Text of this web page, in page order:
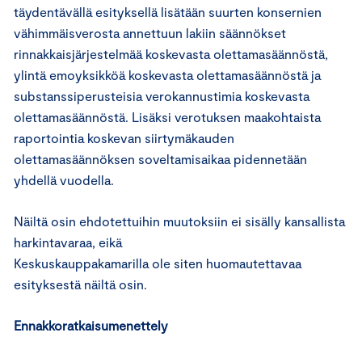
täydentävällä esityksellä lisätään suurten konsernien
vähimmäisverosta annettuun lakiin säännökset
rinnakkaisjärjestelmää koskevasta olettamasäännöstä,
ylintä emoyksikköä koskevasta olettamasäännöstä ja
substanssiperusteisia verokannustimia koskevasta
olettamasäännöstä. Lisäksi verotuksen maakohtaista
raportointia koskevan siirtymäkauden
olettamasäännöksen soveltamisaikaa pidennetään
yhdellä vuodella.
Näiltä osin ehdotettuihin muutoksiin ei sisälly kansallista
harkintavaraa, eikä
Keskuskauppakamarilla ole siten huomautettavaa
esityksestä näiltä osin.
Ennakkoratkaisumenettely